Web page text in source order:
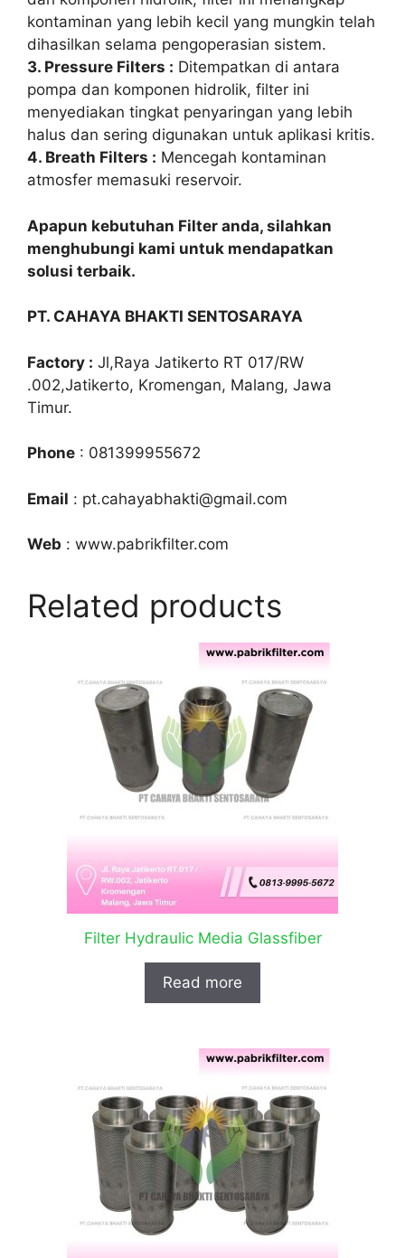
kontaminan yang lebih kecil yang mungkin telah
dihasilkan selama pengoperasian sistem.
3. Pressure Filters : Ditempatkan di antara
pompa dan komponen hidrolik, filter ini
menyediakan tingkat penyaringan yang lebih
halus dan sering digunakan untuk aplikasi kritis.
4. Breath Filters : Mencegah kontaminan
atmosfer memasuki reservoir.
Apapun kebutuhan Filter anda, silahkan
menghubungi kami untuk mendapatkan
solusi terbaik.
PT. CAHAYA BHAKTI SENTOSARAYA
Factory : Jl,Raya Jatikerto RT 017/RW
.002,Jatikerto, Kromengan, Malang, Jawa
Timur.
Phone : 081399955672
Email : pt.cahayabhakti@gmail.com
Web : www.pabrikfilter.com
Related products
Filter Hydraulic Media Glassfiber
Read more